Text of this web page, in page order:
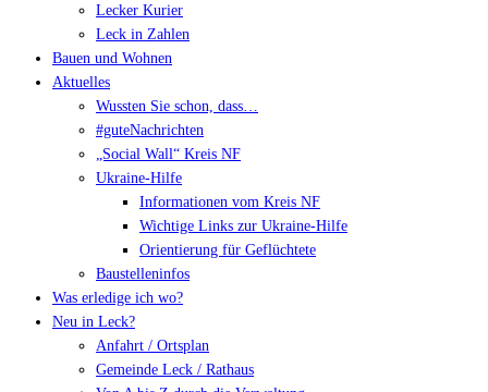
Lecker Kurier
Leck in Zahlen
Bauen und Wohnen
Aktuelles
Wussten Sie schon, dass…
#guteNachrichten
„Social Wall“ Kreis NF
Ukraine-Hilfe
Informationen vom Kreis NF
Wichtige Links zur Ukraine-Hilfe
Orientierung für Geflüchtete
Baustelleninfos
Was erledige ich wo?
Neu in Leck?
Anfahrt / Ortsplan
Gemeinde Leck / Rathaus